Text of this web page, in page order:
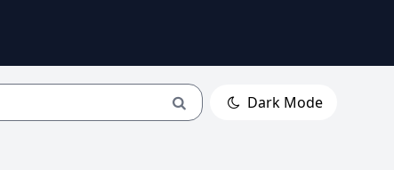
Dark Mode